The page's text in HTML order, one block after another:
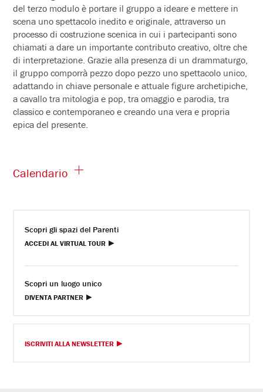
del terzo modulo è portare il gruppo a ideare e mettere in
scena uno spettacolo inedito e originale, attraverso un
processo di costruzione scenica in cui i partecipanti sono
chiamati a dare un importante contributo creativo, oltre che
di interpretazione. Grazie alla presenza di un drammaturgo,
il gruppo comporrà pezzo dopo pezzo uno spettacolo unico,
adattando in chiave personale e attuale figure archetipiche,
a cavallo tra mitologia e pop, tra omaggio e parodia, tra
classico e contemporaneo e creando una vera e propria
epica del presente.
Calendario
Scopri gli spazi del Parenti
ACCEDI AL VIRTUAL TOUR
Scopri un luogo unico
DIVENTA PARTNER
ISCRIVITI ALLA NEWSLETTER